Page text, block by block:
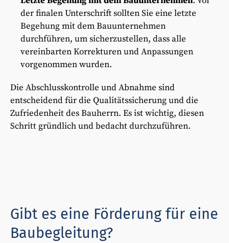
der finalen Unterschrift sollten Sie eine letzte
Begehung mit dem Bauunternehmen
durchführen, um sicherzustellen, dass alle
vereinbarten Korrekturen und Anpassungen
vorgenommen wurden.
Die Abschlusskontrolle und Abnahme sind
entscheidend für die Qualitätssicherung und die
Zufriedenheit des Bauherrn. Es ist wichtig, diesen
Schritt gründlich und bedacht durchzuführen.
Gibt es eine Förderung für eine
Baubegleitung?